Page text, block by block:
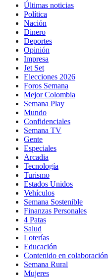
Últimas noticias
Política
Nación
Dinero
Deportes
Opinión
Impresa
Jet Set
Elecciones 2026
Foros Semana
Mejor Colombia
Semana Play
Mundo
Confidenciales
Semana TV
Gente
Especiales
Arcadia
Tecnología
Turismo
Estados Unidos
Vehículos
Semana Sostenible
Finanzas Personales
4 Patas
Salud
Loterías
Educación
Contenido en colaboración
Semana Rural
Mujeres